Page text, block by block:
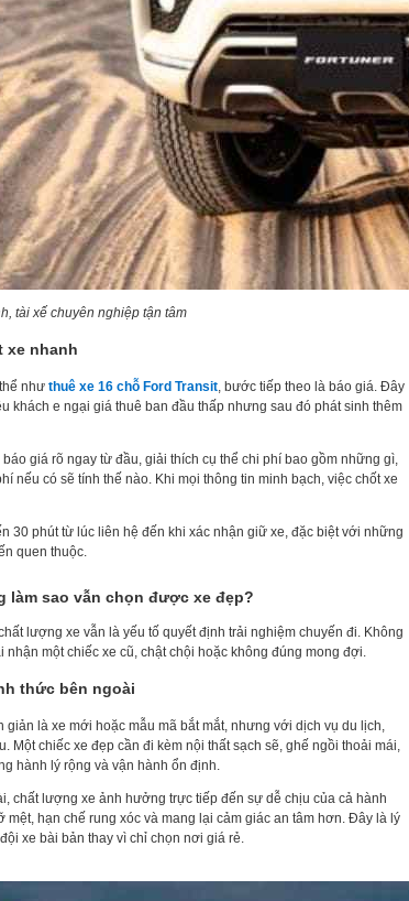
tài xế chuyên nghiệp tận tâm
xe nhanh
như thuê xe 16 chỗ Ford Transit, bước tiếp theo là báo giá. Đây
khách e ngại giá thuê ban đầu thấp nhưng sau đó phát sinh thêm
giá rõ ngay từ đầu, giải thích cụ thể chi phí bao gồm những gì,
nếu có sẽ tính thế nào. Khi mọi thông tin minh bạch, việc chốt xe
30 phút từ lúc liên hệ đến khi xác nhận giữ xe, đặc biệt với những
quen thuộc.
làm sao vẫn chọn được xe đẹp?
lượng xe vẫn là yếu tố quyết định trải nghiệm chuyến đi. Không
nhận một chiếc xe cũ, chật chội hoặc không đúng mong đợi.
thức bên ngoài
là xe mới hoặc mẫu mã bắt mắt, nhưng với dịch vụ du lịch,
Một chiếc xe đẹp cần đi kèm nội thất sạch sẽ, ghế ngồi thoải mái,
hành lý rộng và vận hành ổn định.
chất lượng xe ảnh hưởng trực tiếp đến sự dễ chịu của cả hành
mệt, hạn chế rung xóc và mang lại cảm giác an tâm hơn. Đây là lý
xe bài bản thay vì chỉ chọn nơi giá rẻ.